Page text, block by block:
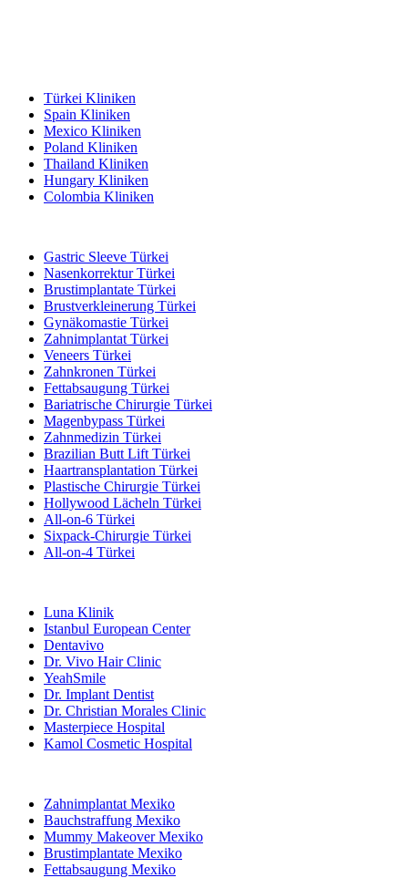
Türkei Kliniken
Spain Kliniken
Mexico Kliniken
Poland Kliniken
Thailand Kliniken
Hungary Kliniken
Colombia Kliniken
Gastric Sleeve Türkei
Nasenkorrektur Türkei
Brustimplantate Türkei
Brustverkleinerung Türkei
Gynäkomastie Türkei
Zahnimplantat Türkei
Veneers Türkei
Zahnkronen Türkei
Fettabsaugung Türkei
Bariatrische Chirurgie Türkei
Magenbypass Türkei
Zahnmedizin Türkei
Brazilian Butt Lift Türkei
Haartransplantation Türkei
Plastische Chirurgie Türkei
Hollywood Lächeln Türkei
All-on-6 Türkei
Sixpack-Chirurgie Türkei
All-on-4 Türkei
Luna Klinik
Istanbul European Center
Dentavivo
Dr. Vivo Hair Clinic
YeahSmile
Dr. Implant Dentist
Dr. Christian Morales Clinic
Masterpiece Hospital
Kamol Cosmetic Hospital
Zahnimplantat Mexiko
Bauchstraffung Mexiko
Mummy Makeover Mexiko
Brustimplantate Mexiko
Fettabsaugung Mexiko